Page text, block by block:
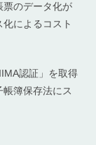
票のデータ化が
によるコスト
認証」を取得
簿保存法にス